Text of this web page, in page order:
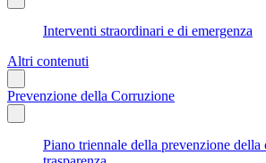
Interventi straordinari e di emergenza
Altri contenuti
Prevenzione della Corruzione
Piano triennale della prevenzione della